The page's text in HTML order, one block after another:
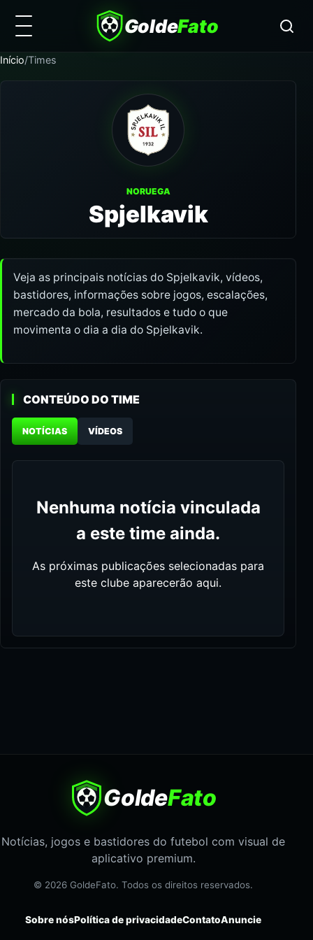
GoldeFato
Início/Times
NORUEGA
Spjelkavik
Veja as principais notícias do Spjelkavik, vídeos,
bastidores, informações sobre jogos, escalações,
mercado da bola, resultados e tudo o que
movimenta o dia a dia do Spjelkavik.
CONTEÚDO DO TIME
NOTÍCIAS VÍDEOS
Nenhuma notícia vinculada
a este time ainda.
As próximas publicações selecionadas para
este clube aparecerão aqui.
GoldeFato
Notícias, jogos e bastidores do futebol com visual de
aplicativo premium.
© 2026 GoldeFato. Todos os direitos reservados.
Sobre nósPolítica de privacidadeContatoAnuncie